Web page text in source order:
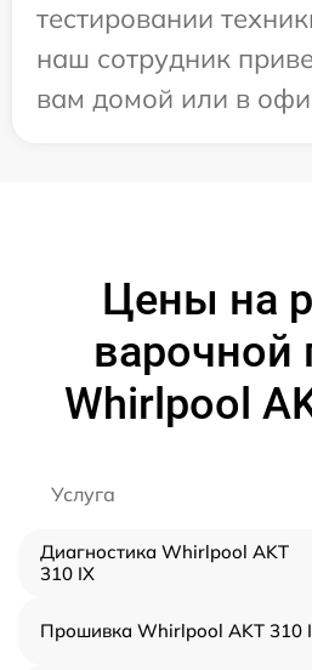
тестировании
наш сотрудник
вам домой или в
Цены на
варочной
Whirlpool
Услуга
Диагностика Whirlpool AKT
310 IX
Прошивка Whirlpool AKT 310